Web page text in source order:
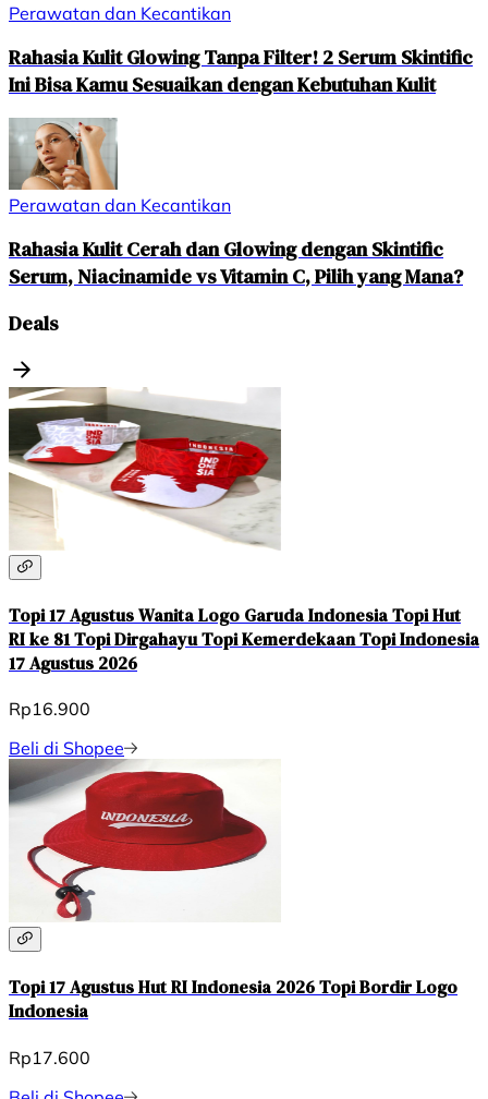
Perawatan dan Kecantikan
Rahasia Kulit Glowing Tanpa Filter! 2 Serum Skintific
Ini Bisa Kamu Sesuaikan dengan Kebutuhan Kulit
Perawatan dan Kecantikan
Rahasia Kulit Cerah dan Glowing dengan Skintific
Serum, Niacinamide vs Vitamin C, Pilih yang Mana?
Deals
Topi 17 Agustus Wanita Logo Garuda Indonesia Topi Hut
RI ke 81 Topi Dirgahayu Topi Kemerdekaan Topi Indonesia
17 Agustus 2026
Rp16.900
Beli di Shopee
Topi 17 Agustus Hut RI Indonesia 2026 Topi Bordir Logo
Indonesia
Rp17.600